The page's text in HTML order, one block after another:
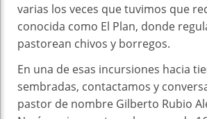
varias los veces que tuvimos que
conocida como El Plan, donde
pastorean chivos y borregos.
En una de esas incursiones hacia
sembradas, contactamos y
pastor de nombre Gilberto Rubio